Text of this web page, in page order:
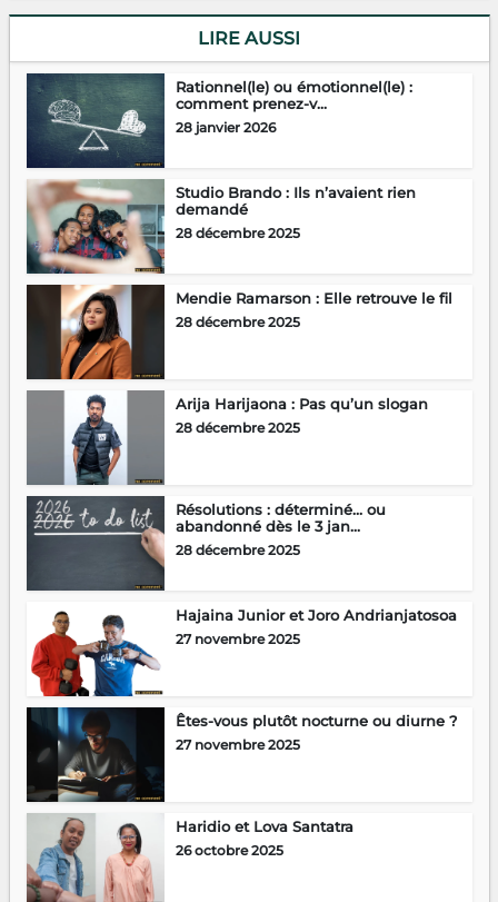
LIRE AUSSI
Rationnel(le) ou émotionnel(le) :
comment prenez-v...
28 janvier 2026
Studio Brando : Ils n’avaient rien
demandé
28 décembre 2025
Mendie Ramarson : Elle retrouve le fil
28 décembre 2025
Arija Harijaona : Pas qu’un slogan
28 décembre 2025
Résolutions : déterminé… ou
abandonné dès le 3 jan...
28 décembre 2025
Hajaina Junior et Joro Andrianjatosoa
27 novembre 2025
Êtes-vous plutôt nocturne ou diurne ?
27 novembre 2025
Haridio et Lova Santatra
26 octobre 2025